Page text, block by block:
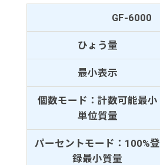
GF-6000
ひょう量
最小表示
個数モード：計数可能最小
単位質量
パーセントモード：100%登
録最小質量